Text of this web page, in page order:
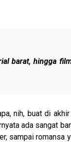
barat, hingga
nih, buat di akhir
ada sangat
sampai romansa